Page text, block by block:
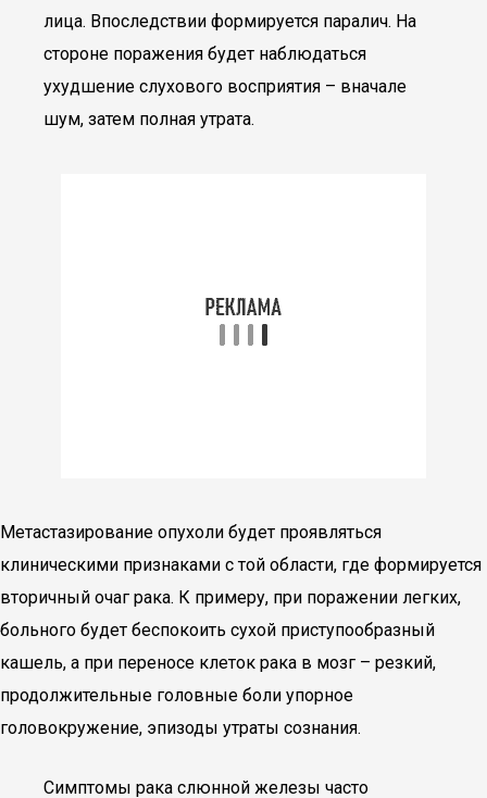
лица. Впоследствии формируется паралич. На
стороне поражения будет наблюдаться
ухудшение слухового восприятия – вначале
шум, затем полная утрата.
Метастазирование опухоли будет проявляться
клиническими признаками с той области, где формируется
вторичный очаг рака. К примеру, при поражении легких,
больного будет беспокоить сухой приступообразный
кашель, а при переносе клеток рака в мозг – резкий,
продолжительные головные боли упорное
головокружение, эпизоды утраты сознания.
Симптомы рака слюнной железы часто